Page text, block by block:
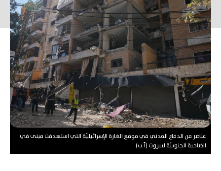
عناصر من الدفاع المدني في موقع الغارة الإسرائيليّة التي استهدفت مبنى في
الضاحية الجنوبيّة لبيروت (أ.ب)